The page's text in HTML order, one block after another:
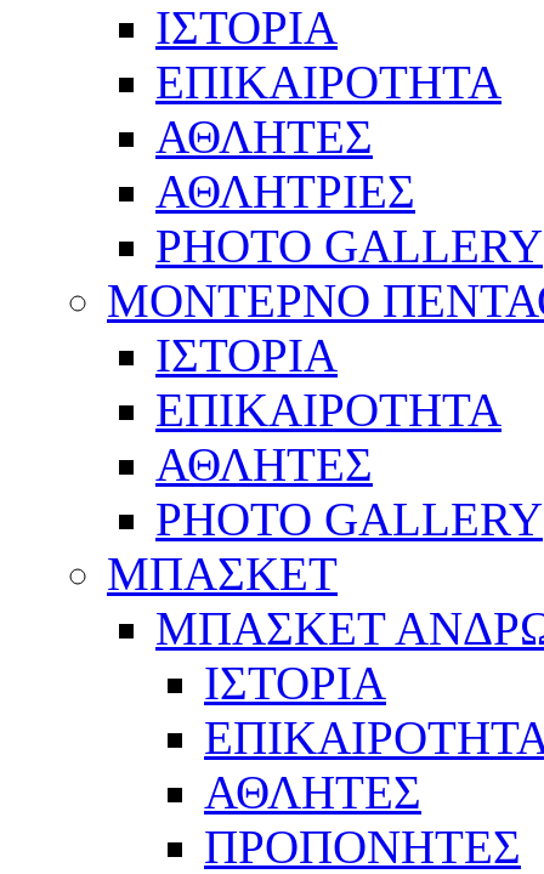
ΙΣΤΟΡΙΑ
ΕΠΙΚΑΙΡΟΤΗΤΑ
ΑΘΛΗΤΕΣ
ΑΘΛΗΤΡΙΕΣ
PHOTO GALLERY
ΜΟΝΤΕΡΝΟ
ΙΣΤΟΡΙΑ
ΕΠΙΚΑΙΡΟΤΗΤΑ
ΑΘΛΗΤΕΣ
PHOTO GALLERY
ΜΠΑΣΚΕΤ
ΜΠΑΣΚΕΤ
ΙΣΤΟΡΙΑ
ΑΘΛΗΤΕΣ
ΠΡΟΠΟΝΗΤΕΣ